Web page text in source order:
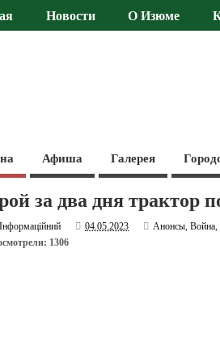
Новости О Изюме
Афиша Галерея
за два дня трактор
04.05.2023 Анонсы,Война,
1306